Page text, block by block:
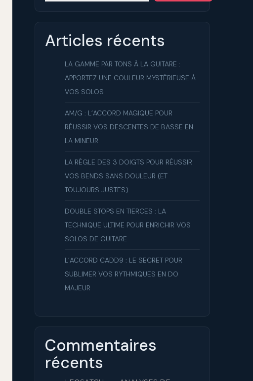
Articles récents
LA GAMME PAR TONS À LA GUITARE :
APPORTEZ UNE COULEUR MYSTÉRIEUSE À
VOS SOLOS
AM/G : L’ACCORD MAGIQUE POUR
RÉUSSIR VOS DESCENTES DE BASSE EN
LA MINEUR
LA RÈGLE DES 3 DOIGTS POUR RÉUSSIR
VOS BENDS SANS DOULEUR (ET
TOUJOURS JUSTES)
DOUBLE STOPS EN TIERCES : LA
TECHNIQUE ULTIME POUR ENRICHIR VOS
SOLOS DE GUITARE
L’ACCORD CADD9 : LE SECRET POUR
SUBLIMER VOS RYTHMIQUES EN DO
MAJEUR
Commentaires
récents